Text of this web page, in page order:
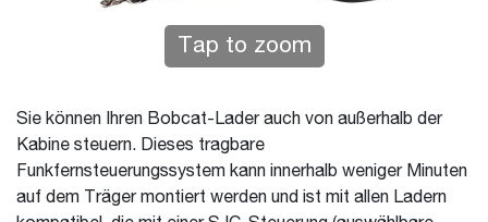
Tap to zoom
Sie können Ihren Bobcat-Lader auch von außerhalb der
Kabine steuern. Dieses tragbare
Funkfernsteuerungssystem kann innerhalb weniger Minuten
auf dem Träger montiert werden und ist mit allen Ladern